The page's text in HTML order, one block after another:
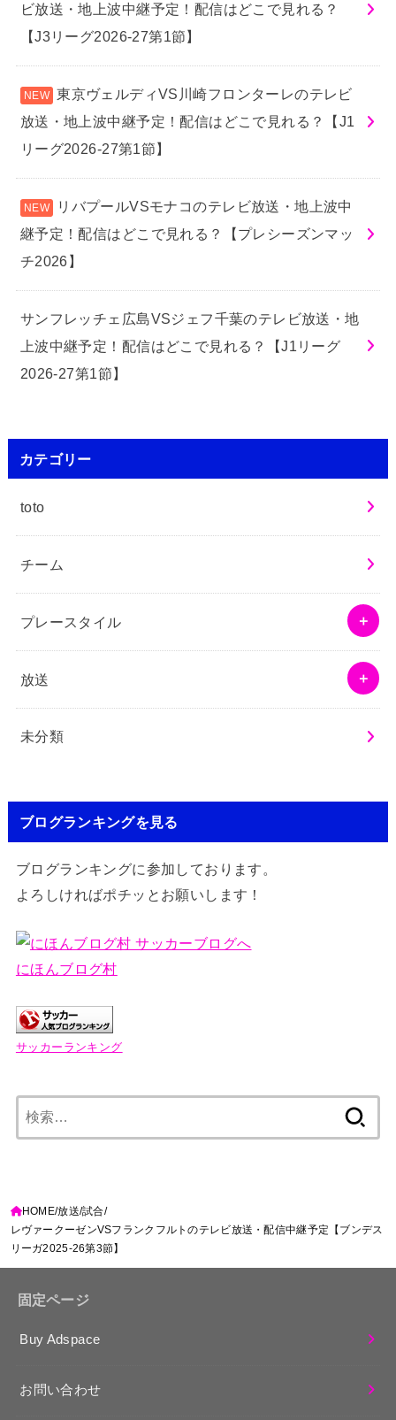
ビ放送・地上波中継予定！配信はどこで見れる？
【J3リーグ2026-27第1節】
東京ヴェルディVS川崎フロンターレのテレビ
放送・地上波中継予定！配信はどこで見れる？【J1
リーグ2026-27第1節】
リバプールVSモナコのテレビ放送・地上波中
継予定！配信はどこで見れる？【プレシーズンマッ
チ2026】
サンフレッチェ広島VSジェフ千葉のテレビ放送・地
上波中継予定！配信はどこで見れる？【J1リーグ
2026-27第1節】
カテゴリー
toto
チーム
プレースタイル
放送
未分類
ブログランキングを見る
ブログランキングに参加しております。
よろしければポチッとお願いします！
にほんブログ村
サッカーランキング
索:
HOME 放送 試合
レヴァークーゼンVSフランクフルトのテレビ放送・配信中継予定【ブンデス
リーガ2025-26第3節】
固定ページ
Buy Adspace
お問い合わせ